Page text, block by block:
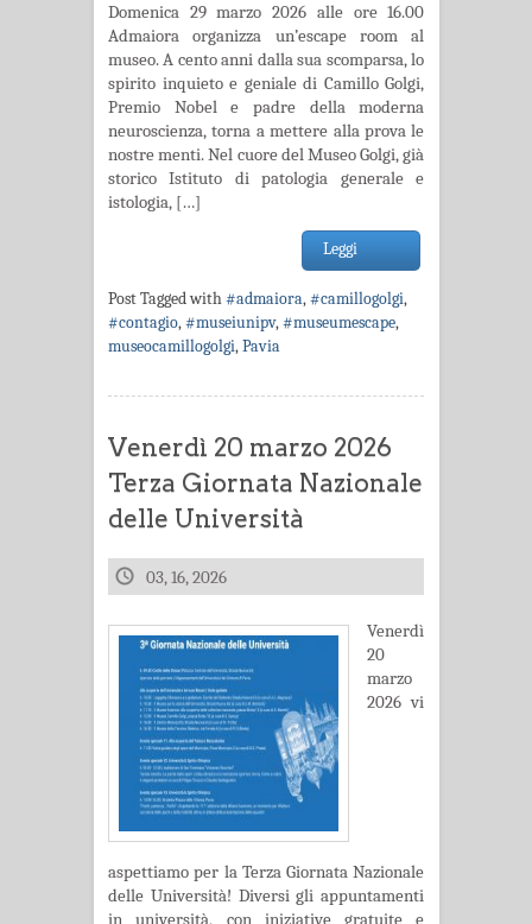
Domenica 29 marzo 2026 alle ore 16.00
Admaiora organizza un’escape room al
museo. A cento anni dalla sua scomparsa, lo
spirito inquieto e geniale di Camillo Golgi,
Premio Nobel e padre della moderna
neuroscienza, torna a mettere alla prova le
nostre menti. Nel cuore del Museo Golgi, già
storico Istituto di patologia generale e
istologia, […]
Leggi
Post Tagged with#admaiora,#camillogolgi,
#contagio,#museiunipv,#museumescape,
museocamillogolgi,Pavia
Venerdì 20 marzo 2026
Terza Giornata Nazionale
delle Università
03, 16, 2026
Venerdì
20
marzo
2026 vi
aspettiamo per la Terza Giornata Nazionale
delle Università! Diversi gli appuntamenti
in università, con iniziative gratuite e